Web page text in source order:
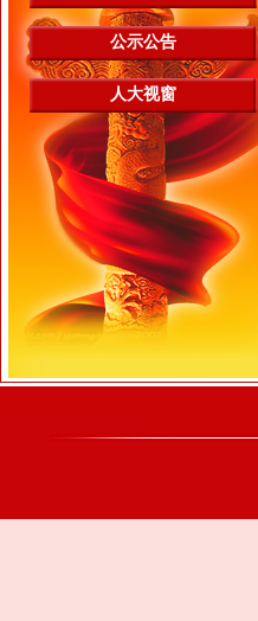
公示公告
人大视窗